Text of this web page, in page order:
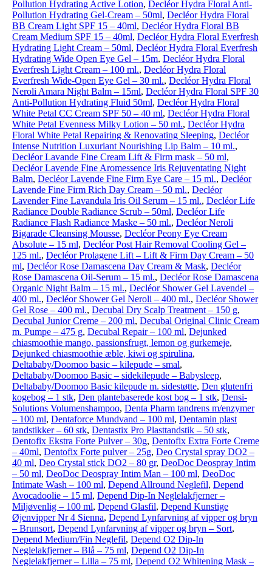
Pollution Hydrating Active Lotion, Decléor Hydra Floral Anti-
Pollution Hydrating Gel-Cream – 50ml, Decléor Hydra Floral
BB Cream Light SPF 15 – 40ml, Decléor Hydra Floral BB
Cream Medium SPF 15 – 40ml, Decléor Hydra Floral Everfresh
Hydrating Light Cream – 50ml, Decléor Hydra Floral Everfresh
Hydrating Wide Open Eye Gel – 15m, Decléor Hydra Floral
Everfresh Light Cream – 100 ml., Decléor Hydra Floral
Everfresh Wide-Open Eye Gel – 30 ml., Decléor Hydra Floral
Neroli Amara Night Balm – 15ml, Decléor Hydra Floral SPF 30
Anti-Pollution Hydrating Fluid 50ml, Decléor Hydra Floral
White Petal CC Cream SPF 50 – 40 ml, Decléor Hydra Floral
White Petal Evenness Milky Lotion – 50 ml., Decléor Hydra
Floral White Petal Repairing & Renovating Sleeping, Decléor
Intense Nutrition Luxuriant Nourishing Lip Balm – 10 ml.,
Decléor Lavande Fine Cream Lift & Firm mask – 50 ml,
Decléor Lavende Fine Aromessence Iris Rejuventating Night
Balm, Decléor Lavende Fine Firm Eye Care – 15 ml., Decléor
Lavende Fine Firm Rich Day Cream – 50 ml., Decléor
Lavender Fine Lavandula Iris Oil Serum – 15 ml., Decléor Life
Radiance Double Radiance Scrub – 50ml, Decléor Life
Radiance Flash Radiance Maske – 50 ml., Decléor Neroli
Bigarade Cleansing Mousse, Decléor Peony Eye Cream
Absolute – 15 ml, Decléor Post Hair Removal Cooling Gel –
125 ml., Decléor Prolagene Lift – Lift & Firm Day Cream – 50
ml, Decléor Rose Damascena Day Cream & Mask, Decléor
Rose Damascena Oil-Serum – 15 ml., Decléor Rose Damascena
Organic Night Balm – 15 ml., Decléor Shower Gel Lavendel –
400 ml., Decléor Shower Gel Neroli – 400 ml., Decléor Shower
Gel Rose – 400 ml., Decubal Dry Scalp Treatment – 150 g,
Decubal Junior Creme – 200 ml, Decubal Original Clinic Cream
m. Pumpe – 475 g, Decubal Repair – 100 ml, Dejunked
chiasmoothie mango, passionsfrugt, lemon og gurkemeje,
Dejunked chiasmoothie æble, kiwi og spirulina,
Deltababy/Doomoo basic – kilepude – smal,
Deltababy/Doomoo Basic – sidekilepude – Babysleep,
Deltababy/Doomoo Basic kilepude m. sidestøtte, Den glutenfri
kogebog – 1 stk, Den plantebaserede kost bog – 1 stk, Densi-
Solutions Volumenshampoo, Denta Pharm tandrens m/enzymer
– 100 ml, Dentaforce Mundvand – 100 ml, Dentamin plast
tandstikker – 60 stk, Dentastix Pro Plasttandstik – 50 stk,
Dentofix Ekstra Forte Pulver – 30g, Dentofix Extra Forte Creme
– 40ml, Dentofix Forte pulver – 25g, Deo Crystal spray DO2 –
40 ml, Deo Crystal stick DO2 – 80 gr, DeoDoc Deospray Intim
– 50 ml, DeoDoc Deospray Intim Man – 100 ml, DeoDoc
Intimate Wash – 100 ml, Depend Allround Neglefil, Depend
Avocadoolie – 15 ml, Depend Dip-In Neglelakfjerner –
Miljøvenlig – 100 ml, Depend Glasfil, Depend Kunstige
Øjenvipper Nr 4 Sienna, Depend Lynfarvning af vipper og bryn
– Brunsort, Depend Lynfarvning af vipper og bryn – Sort,
Depend Medium/Fin Neglefil, Depend O2 Dip-In
Neglelakfjerner – Blå – 75 ml, Depend O2 Dip-In
Neglelakfjerner – Lilla – 75 ml, Depend O2 Whitening Mask –